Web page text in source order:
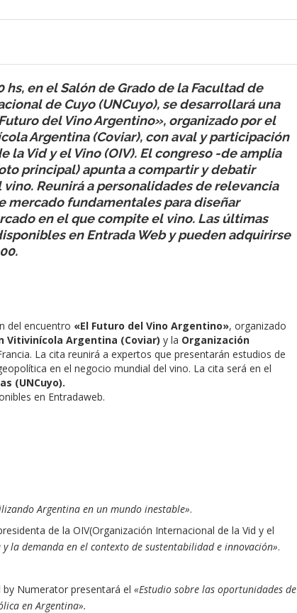
hs, en el Salón de Grado de la Facultad de
de Cuyo (UNCuyo), se desarrollará una
del Vino Argentino», organizado por el
Argentina (Coviar), con aval y participación
Vid y el Vino (OIV). El congreso -de amplia
principal) apunta a compartir y debatir
Reunirá a personalidades de relevancia
mercado fundamentales para diseñar
en el que compite el vino. Las últimas
en Entrada Web y pueden adquirirse
del encuentro «El Futuro del Vino Argentino», organizado
Vitivinícola Argentina (Coviar) y la Organización
La cita reunirá a expertos que presentarán estudios de
en el negocio mundial del vino. La cita será en el
(UNCuyo).
en Entradaweb.
Argentina en un mundo inestable».
de la OIV(Organización Internacional de la Vid y el
la demanda en el contexto de sustentabilidad e innovación».
Numerator presentará el «Estudio sobre las oportunidades de
en Argentina».